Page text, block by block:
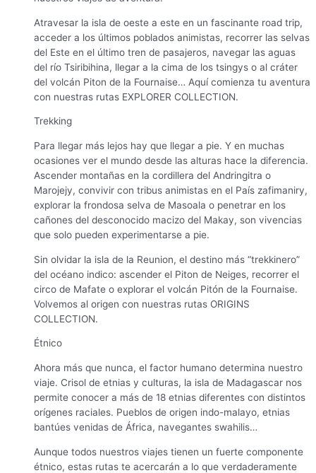
Atravesar la isla de oeste a este en un fascinante road trip,
acceder a los últimos poblados animistas, recorrer las selvas
del Este en el último tren de pasajeros, navegar las aguas
del río Tsiribihina, llegar a la cima de los tsingys o al cráter
del volcán Piton de la Fournaise… Aquí comienza tu aventura
con nuestras rutas EXPLORER COLLECTION.
Trekking
Para llegar más lejos hay que llegar a pie. Y en muchas
ocasiones ver el mundo desde las alturas hace la diferencia.
Ascender montañas en la cordillera del Andringitra o
Marojejy, convivir con tribus animistas en el País zafimaniry,
explorar la frondosa selva de Masoala o penetrar en los
cañones del desconocido macizo del Makay, son vivencias
que solo pueden experimentarse a pie.
Sin olvidar la isla de la Reunion, el destino más “trekkinero”
del océano indico: ascender el Piton de Neiges, recorrer el
circo de Mafate o explorar el volcán Pitón de la Fournaise.
Volvemos al origen con nuestras rutas ORIGINS
COLLECTION.
Étnico
Ahora más que nunca, el factor humano determina nuestro
viaje. Crisol de etnias y culturas, la isla de Madagascar nos
permite conocer a más de 18 etnias diferentes con distintos
orígenes raciales. Pueblos de origen indo-malayo, etnias
bantúes venidas de África, navegantes swahilis…
Aunque todos nuestros viajes tienen un fuerte componente
étnico, estas rutas te acercarán a lo que verdaderamente